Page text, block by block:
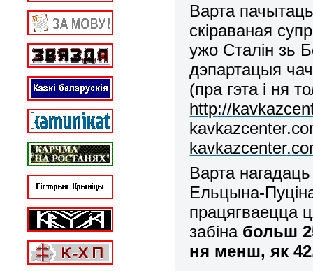
Варта
скіраваная
ужо Сталін зь
дэпартацыя
(пра гэта і ня
http://
kavkazcenter.
kavkazcenter.
Варта
Ельцына-
працягваецца
забіна больш
ня менш, як